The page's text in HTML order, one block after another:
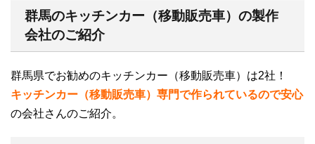
群馬のキッチンカー（移動販売車）の製作
会社のご紹介
群馬県でお勧めのキッチンカー（移動販売車）は2社！
キッチンカー（移動販売車）専門で作られているので安心
の会社さんのご紹介。